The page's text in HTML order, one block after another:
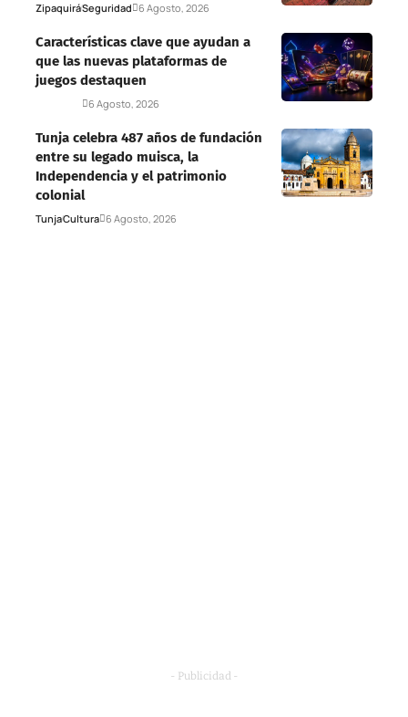
ZipaquiráSeguridad 6 Agosto, 2026
Características clave que ayudan a
que las nuevas plataformas de
juegos destaquen
6 Agosto, 2026
Tunja celebra 487 años de fundación
entre su legado muisca, la
Independencia y el patrimonio
colonial
TunjaCultura 6 Agosto, 2026
- Publicidad -